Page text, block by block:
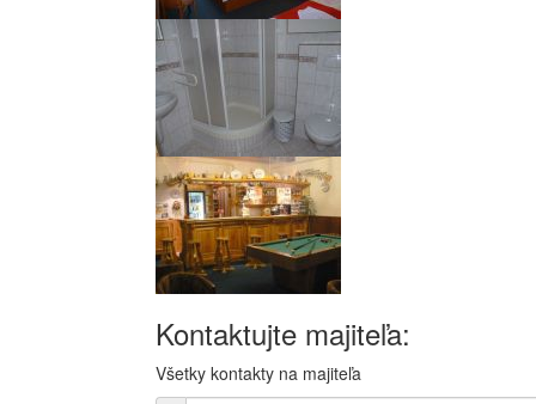
Kontaktujte majiteľa:
Všetky kontakty na majiteľa